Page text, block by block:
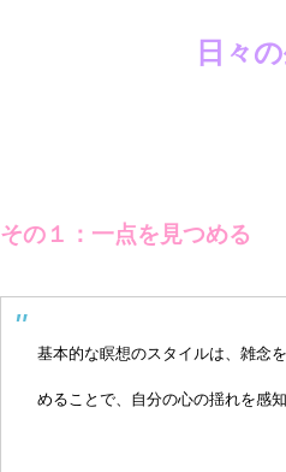
日々
その１：一点を見つめる
基本的な瞑想のスタイルは、雑念
めることで、自分の心の揺れを感